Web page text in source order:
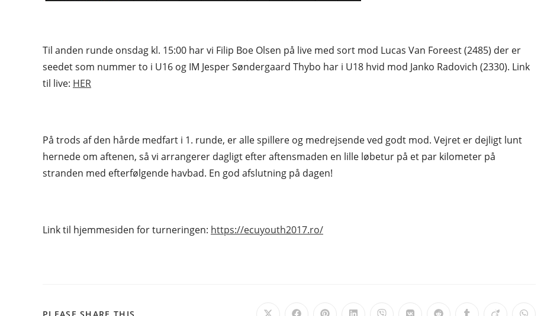
Til anden runde onsdag kl. 15:00 har vi Filip Boe Olsen på live med sort mod Lucas Van Foreest (2485) der er
seedet som nummer to i U16 og IM Jesper Søndergaard Thybo har i U18 hvid mod Janko Radovich (2330). Link
til live: HER
På trods af den hårde medfart i 1. runde, er alle spillere og medrejsende ved godt mod. Vejret er dejligt lunt
hernede om aftenen, så vi arrangerer dagligt efter aftensmaden en lille løbetur på et par kilometer på
stranden med efterfølgende havbad. En god afslutning på dagen!
Link til hjemmesiden for turneringen: https://ecuyouth2017.ro/